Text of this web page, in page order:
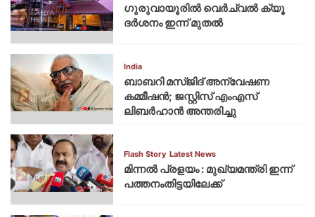
ഗുരുവായൂരില്‍ വെര്‍ച്വല്‍ ക്യൂ
ദര്‍ശനം ഇന്ന് മുതല്‍
India
ബാബറി മസ്ജിദ് അന്വേഷണ
കമ്മീഷന്‍; ജസ്റ്റിസ് എംഎസ്
ലിബര്‍ഹാന്‍ അന്തരിച്ചു
Flash Story Latest News
മിന്നല്‍ പ്രളയം : മുഖ്യമന്ത്രി ഇന്ന്
പത്തനംതിട്ടയിലേക്ക്